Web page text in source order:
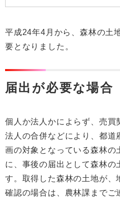
平成24年4月から、森林の土
要となりました。
届出が必要な場合
個人か法人かによらず、売買
法人の合併などにより、都道
画の対象となっている森林の
に、事後の届出として森林の
す。取得した森林の土地が、
確認の場合は、農林課までご